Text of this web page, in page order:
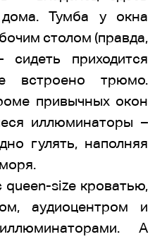
дома. Тумба у окна
столом (правда,
приходится
трюмо.
привычных окон
иллюминаторы –
гулять, наполняя
queen-size кроватью,
аудиоцентром и
А